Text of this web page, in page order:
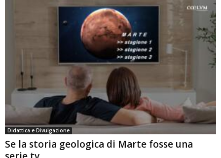
Didattica e Divulgazione
Se la storia geologica di Marte fosse una